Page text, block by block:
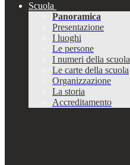
Scuola
Panoramica
Presentazione
I luoghi
Le persone
I numeri della scuola
Le carte della scuola
Organizzazione
La storia
Accreditamento